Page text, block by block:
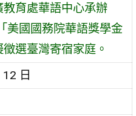
教育處華語中心承辦
美國國務院華語獎學金
選臺灣寄宿家庭。
日